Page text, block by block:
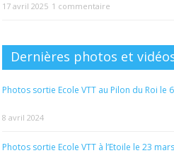
17 avril 2025 1 commentaire
Dernières photos et
Photos sortie Ecole VTT au Pilon du Roi le
8 avril 2024
Photos sortie Ecole VTT à l’Etoile le 23